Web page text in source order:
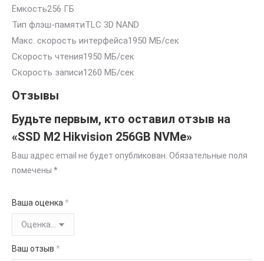
Ёмкость256 ГБ
Тип флэш-памятиTLC 3D NAND
Макс. скорость интерфейса1950 МБ/сек
Скорость чтения1950 МБ/сек
Скорость записи1260 МБ/сек
Отзывы
Будьте первым, кто оставил отзыв на
«SSD M2 Hikvision 256GB NVMe»
Ваш адрес email не будет опубликован. Обязательные поля
помечены *
Ваша оценка *
Ваш отзыв *